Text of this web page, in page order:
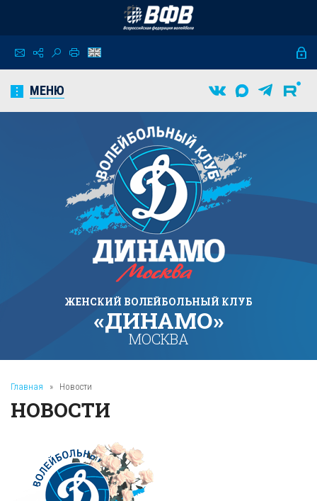
МЕНЮ
ЖЕНСКИЙ ВОЛЕЙБОЛЬНЫЙ КЛУБ
«ДИНАМО»
МОСКВА
Главная » Новости
НОВОСТИ